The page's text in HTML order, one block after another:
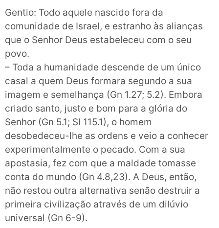
Gentio: Todo aquele nascido fora da
comunidade de Israel, e estranho às alianças
que o Senhor Deus estabeleceu com o seu
povo.
– Toda a humanidade descende de um único
casal a quem Deus formara segundo a sua
imagem e semelhança (Gn 1.27; 5.2). Embora
criado santo, justo e bom para a glória do
Senhor (Gn 5.1; Sl 115.1), o homem
desobedeceu-lhe as ordens e veio a conhecer
experimentalmente o pecado. Com a sua
apostasia, fez com que a maldade tomasse
conta do mundo (Gn 4.8,23). A Deus, então,
não restou outra alternativa senão destruir a
primeira civilização através de um dilúvio
universal (Gn 6-9).